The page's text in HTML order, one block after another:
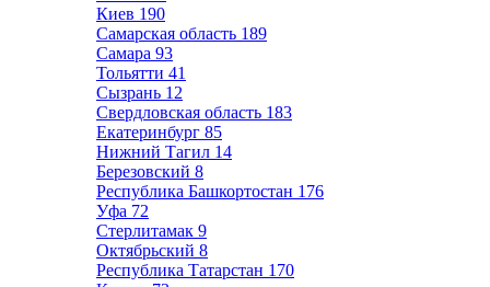
Киев 190
Самарская область 189
Самара 93
Тольятти 41
Сызрань 12
Свердловская область 183
Екатеринбург 85
Нижний Тагил 14
Березовский 8
Республика Башкортостан 176
Уфа 72
Стерлитамак 9
Октябрьский 8
Республика Татарстан 170